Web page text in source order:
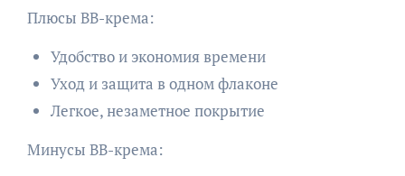
Плюсы BB-крема:
Удобство и экономия времени
Уход и защита в одном флаконе
Легкое, незаметное покрытие
Минусы BB-крема: